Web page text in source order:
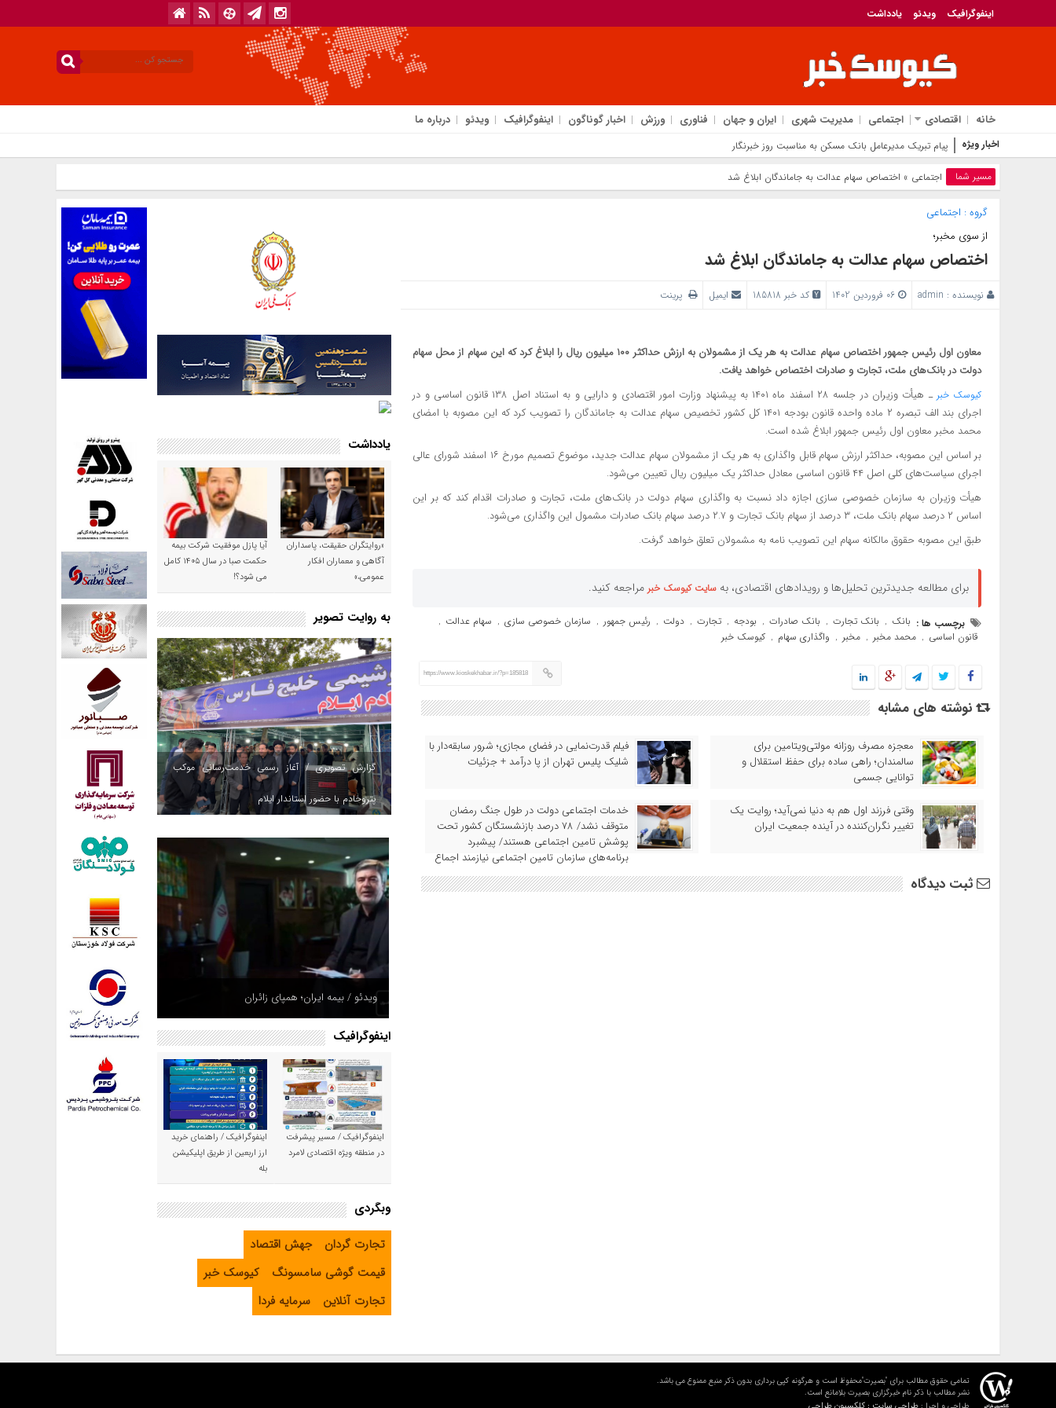
اینفوگرافیک ویدئو یادداشت
خانه اقتصادی اجتماعی مدیریت شهری ایران و جهان فناوری ورزش اخبار گوناگون اینفوگرافیک ویدئو درباره ما
اخبار ویژه پیام تبریک مدیرعامل بانک مسکن به مناسبت روز خبرنگار
مسیر شما اجتماعی » اختصاص سهام عدالت به جاماندگان ابلاغ شد
گروه : اجتماعی
از سوی مخبر؛
اختصاص سهام عدالت به جاماندگان ابلاغ شد
نویسنده : admin کد خبر 185818 ایمیل پرینت
معاون اول رئیس جمهور اختصاص سهام عدالت به هر یک از مشمولان به ارزش حداکثر ۱۰۰ میلیون ریال را ابلاغ کرد که این سهام از محل سهام
دولت در بانک‌های ملت، تجارت و صادرات اختصاص خواهد یافت.
کیوسک خبر
ـ هیأت وزیران در جلسه ۲۸ اسفند ماه ۱۴۰۱ به پیشنهاد وزارت امور اقتصادی و دارایی و به استناد اصل ۱۳۸ قانون اساسی و در
اجرای بند الف تبصره ۲ ماده واحده قانون بودجه ۱۴۰۱ کل کشور تخصیص سهام عدالت به جاماندگان را تصویب کرد که این مصوبه با امضای
محمد مخبر معاون اول رئیس جمهور ابلاغ شده است.
بر اساس این مصوبه، حداکثر ارزش سهام قابل واگذاری به هر یک از مشمولان سهام عدالت جدید، موضوع تصمیم مورخ ۱۶ اسفند شورای عالی
اجرای سیاست‌های کلی اصل ۴۴ قانون اساسی معادل حداکثر یک میلیون ریال تعیین می‌شود.
هیأت وزیران به سازمان خصوصی سازی اجازه داد نسبت به واگذاری سهام دولت در بانک‌های ملت، تجارت و صادرات اقدام کند که بر این
اساس ۲ درصد سهام بانک ملت، ۳ درصد از سهام بانک تجارت و ۲.۷ درصد سهام بانک صادرات مشمول این واگذاری می‌شود.
طبق این مصوبه حقوق مالکانه سهام این تصویب نامه به مشمولان تعلق خواهد گرفت.
برای مطالعه جدیدترین تحلیل‌ها و رویدادهای اقتصادی، به سایت کیوسک خبر مراجعه کنید.
برچسب ها : بانک , بانک تجارت , بانک صادرات , بودجه , تجارت , دولت , رئیس جمهور , سازمان خصوصی سازی , سهام عدالت ,
قانون اساسی , محمد مخبر , مخبر , واگذاری سهام , کیوسک خبر
https://www.kioskekhabar.ir/?p=185818
نوشته های مشابه
معجزه مصرف روزانه مولتی‌ویتامین برای
سالمندان؛ راهی ساده برای حفظ استقلال و
توانایی جسمی
فیلم قدرت‌نمایی در فضای مجازی؛ شرور سابقه‌دار با
شلیک پلیس تهران از پا درآمد + جزئیات
وقتی فرزند اول هم به دنیا نمی‌آید؛ روایت یک
تغییر نگران‌کننده در آینده جمعیت ایران
خدمات اجتماعی دولت در طول جنگ رمضان
متوقف نشد/ ۷۸ درصد بازنشستگان کشور تحت
پوشش تامین اجتماعی هستند/ پیشبرد
برنامه‌های سازمان تامین اجتماعی نیازمند اجماع
همه ذینفعان است
ثبت دیدگاه
یادداشت
«روایتگران حقیقت، پاسداران
آگاهی و معماران افکار
عمومی،»
آیا پازل موفقیت شرکت بیمه
حکمت صبا در سال ۱۴۰۵ کامل
می شود؟!
به روایت تصویر
گزارش تصویری / آغاز رسمی خدمت‌رسانی موکب
پتروخادم با حضور استاندار ایلام
ویدئو / بیمه ایران؛ همپای زائران
اینفوگرافیک
اینفوگرافیک / مسیر پیشرفت
در منطقه ویژه اقتصادی لامرد
اینفوگرافیک / راهنمای خرید
ارز اربعین از طریق اپلیکیشن
بله
وبگردی
تجارت گردان
جهش اقتصاد
قیمت گوشی سامسونگ
کیوسک خبر
تجارت آنلاین
سرمایه فردا
تمامی حقوق مطالب برای "بصیرت"محفوظ است و هرگونه کپی برداری بدون ذکر منبع ممنوع می باشد.
نشر مطالب با ذکر نام خبرگزاری بصیرت بلامانع است.